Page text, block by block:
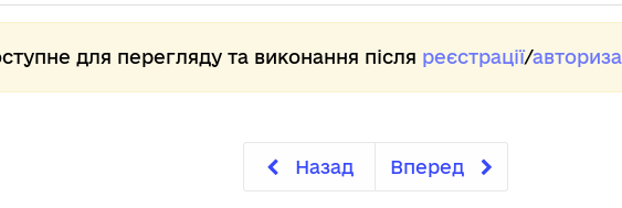
для перегляду та виконання після реєстрації/
Назад Вперед